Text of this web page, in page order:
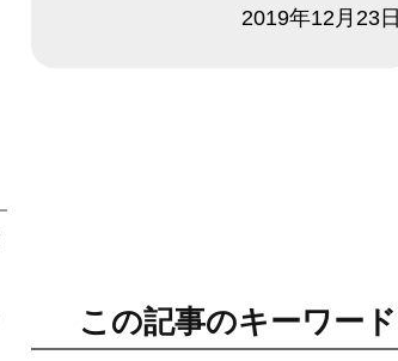
2019年12月23日
この記事のキーワード